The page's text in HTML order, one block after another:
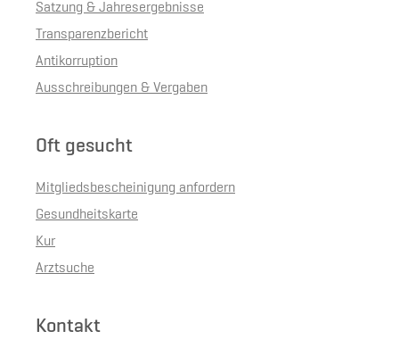
Satzung & Jahresergebnisse
Transparenzbericht
Antikorruption
Ausschreibungen & Vergaben
Oft gesucht
Mitgliedsbescheinigung anfordern
Gesundheitskarte
Kur
Arztsuche
Kontakt